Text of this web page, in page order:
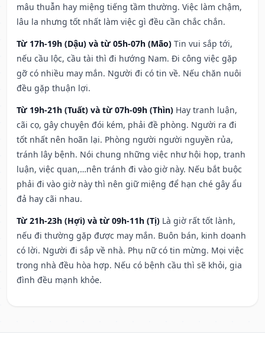
mâu thuẫn hay miệng tiếng tầm thường. Việc làm chậm,
lâu la nhưng tốt nhất làm việc gì đều cần chắc chắn.
Từ 17h-19h (Dậu) và từ 05h-07h (Mão) Tin vui sắp tới,
nếu cầu lộc, cầu tài thì đi hướng Nam. Đi công việc gặp
gỡ có nhiều may mắn. Người đi có tin về. Nếu chăn nuôi
đều gặp thuận lợi.
Từ 19h-21h (Tuất) và từ 07h-09h (Thìn) Hay tranh luận,
cãi cọ, gây chuyện đói kém, phải đề phòng. Người ra đi
tốt nhất nên hoãn lại. Phòng người người nguyền rủa,
tránh lây bệnh. Nói chung những việc như hội họp, tranh
luận, việc quan,…nên tránh đi vào giờ này. Nếu bắt buộc
phải đi vào giờ này thì nên giữ miệng để hạn ché gây ẩu
đả hay cãi nhau.
Từ 21h-23h (Hợi) và từ 09h-11h (Tị) Là giờ rất tốt lành,
nếu đi thường gặp được may mắn. Buôn bán, kinh doanh
có lời. Người đi sắp về nhà. Phụ nữ có tin mừng. Mọi việc
trong nhà đều hòa hợp. Nếu có bệnh cầu thì sẽ khỏi, gia
đình đều mạnh khỏe.